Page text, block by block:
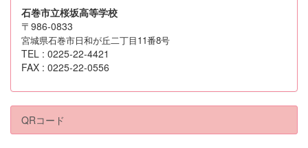
石巻市立桜坂高等学校
〒986-0833
宮城県石巻市日和が丘二丁目11番8号
TEL : 0225-22-4421
FAX : 0225-22-0556
QRコード